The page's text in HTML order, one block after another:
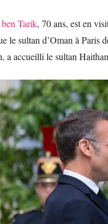
Tarik, 70 ans, est en
le sultan d’Oman à Paris
a accueilli le sultan